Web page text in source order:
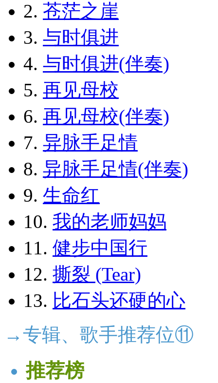
2. 苍茫之崖
3. 与时俱进
4. 与时俱进(伴奏)
5. 再见母校
6. 再见母校(伴奏)
7. 异脉手足情
8. 异脉手足情(伴奏)
9. 生命红
10. 我的老师妈妈
11. 健步中国行
12. 撕裂 (Tear)
13. 比石头还硬的心
→专辑、歌手推荐位⑪
推荐榜